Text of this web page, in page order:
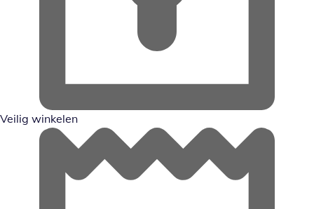
Veilig winkelen